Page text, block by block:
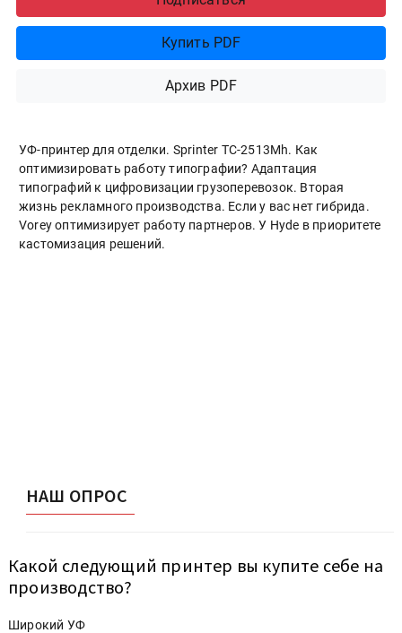
Купить PDF
Архив PDF
УФ-принтер для отделки. Sprinter ТС-2513Mh. Как
оптимизировать работу типографии? Адаптация
типографий к цифровизации грузоперевозок. Вторая
жизнь рекламного производства. Если у вас нет гибрида.
Vorey оптимизирует работу партнеров. У Hyde в приоритете
кастомизация решений.
НАШ ОПРОС
Какой следующий принтер вы купите себе на
производство?
Широкий УФ